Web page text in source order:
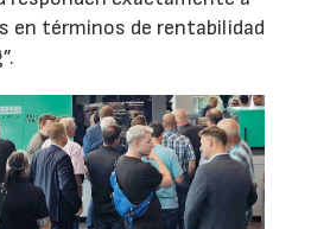
en términos de rentabilidad